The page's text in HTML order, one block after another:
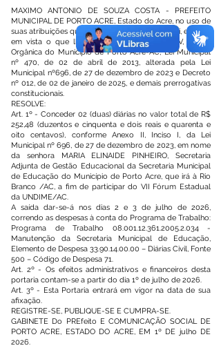
MAXIMO ANTONIO DE SOUZA COSTA - PREFEITO
MUNICIPAL DE PORTO ACRE, Estado do Acre, no uso de
suas atribuições que lhes são conferidas por Lei, e tendo
em vista o que lhe faculta o art. 58, inciso V, da Lei
Orgânica do Município de Porto Acre-AC, Lei Municipal
nº 470, de 02 de abril de 2013, alterada pela Lei
Municipal nº696, de 27 de dezembro de 2023 e Decreto
nº 012, de 02 de janeiro de 2025, e demais prerrogativas
constitucionais.
RESOLVE:
Art. 1º - Conceder 02 (duas) diárias no valor total de R$
252,48 (duzentos e cinquenta e dois reais e quarenta e
oito centavos), conforme Anexo II, Inciso I, da Lei
Municipal nº 696, de 27 de dezembro de 2023, em nome
da senhora MARIA ELINAIDE PINHEIRO, Secretaria
Adjunta de Gestão Educacional da Secretaria Municipal
de Educação do Município de Porto Acre, que irá à Rio
Branco /AC, a fim de participar do VII Fórum Estadual
da UNDIME/AC.
A saída dar-se-á nos dias 2 e 3 de julho de 2026,
correndo as despesas à conta do Programa de Trabalho:
Programa de Trabalho 08.001.12.361.2005.2.034 -
Manutenção da Secretaria Municipal de Educação,
Elemento de Despesa 33.90.14.00.00 – Diárias Civil, Fonte
500 – Código de Despesa 71.
Art. 2º - Os efeitos administrativos e financeiros desta
portaria contam-se a partir do dia 1º de julho de 2026.
Art. 3º - Esta Portaria entrará em vigor na data de sua
afixação.
REGISTRE-SE, PUBLIQUE-SE E CUMPRA-SE.
GABINETE Do PREfeito E COMUNICAÇÃO SOCIAL DE
PORTO ACRE, ESTADO DO ACRE, EM 1º DE julho DE
2026.